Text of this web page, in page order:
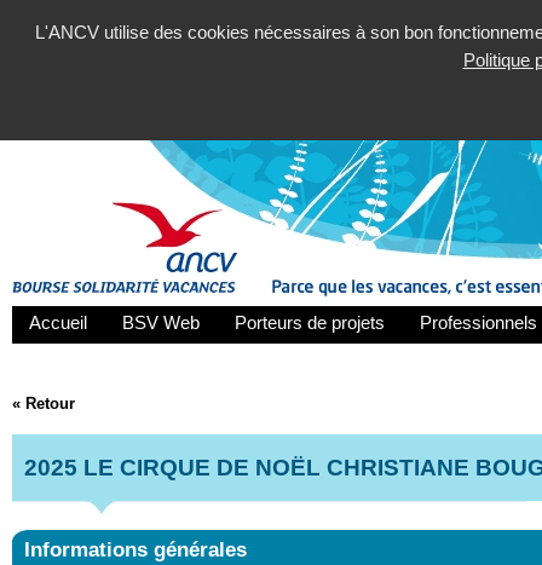
L'ANCV utilise des cookies nécessaires à son bon
Politique
Accueil BSV Web Porteurs de projets
« Retour
2025 LE CIRQUE DE NOËL CHRISTIANE
Informations générales